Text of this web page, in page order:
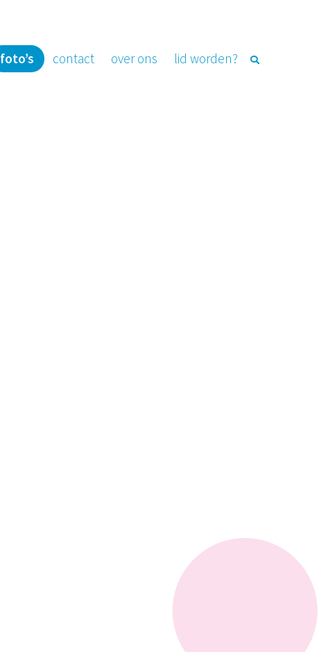
foto’s contact over ons lid worden?